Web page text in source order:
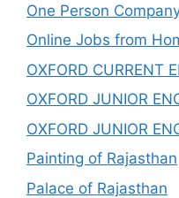
One Person
Online Jobs from
OXFORD CURRENT
OXFORD JUNIOR
OXFORD JUNIOR
Painting of Rajasthan
Palace of Rajasthan